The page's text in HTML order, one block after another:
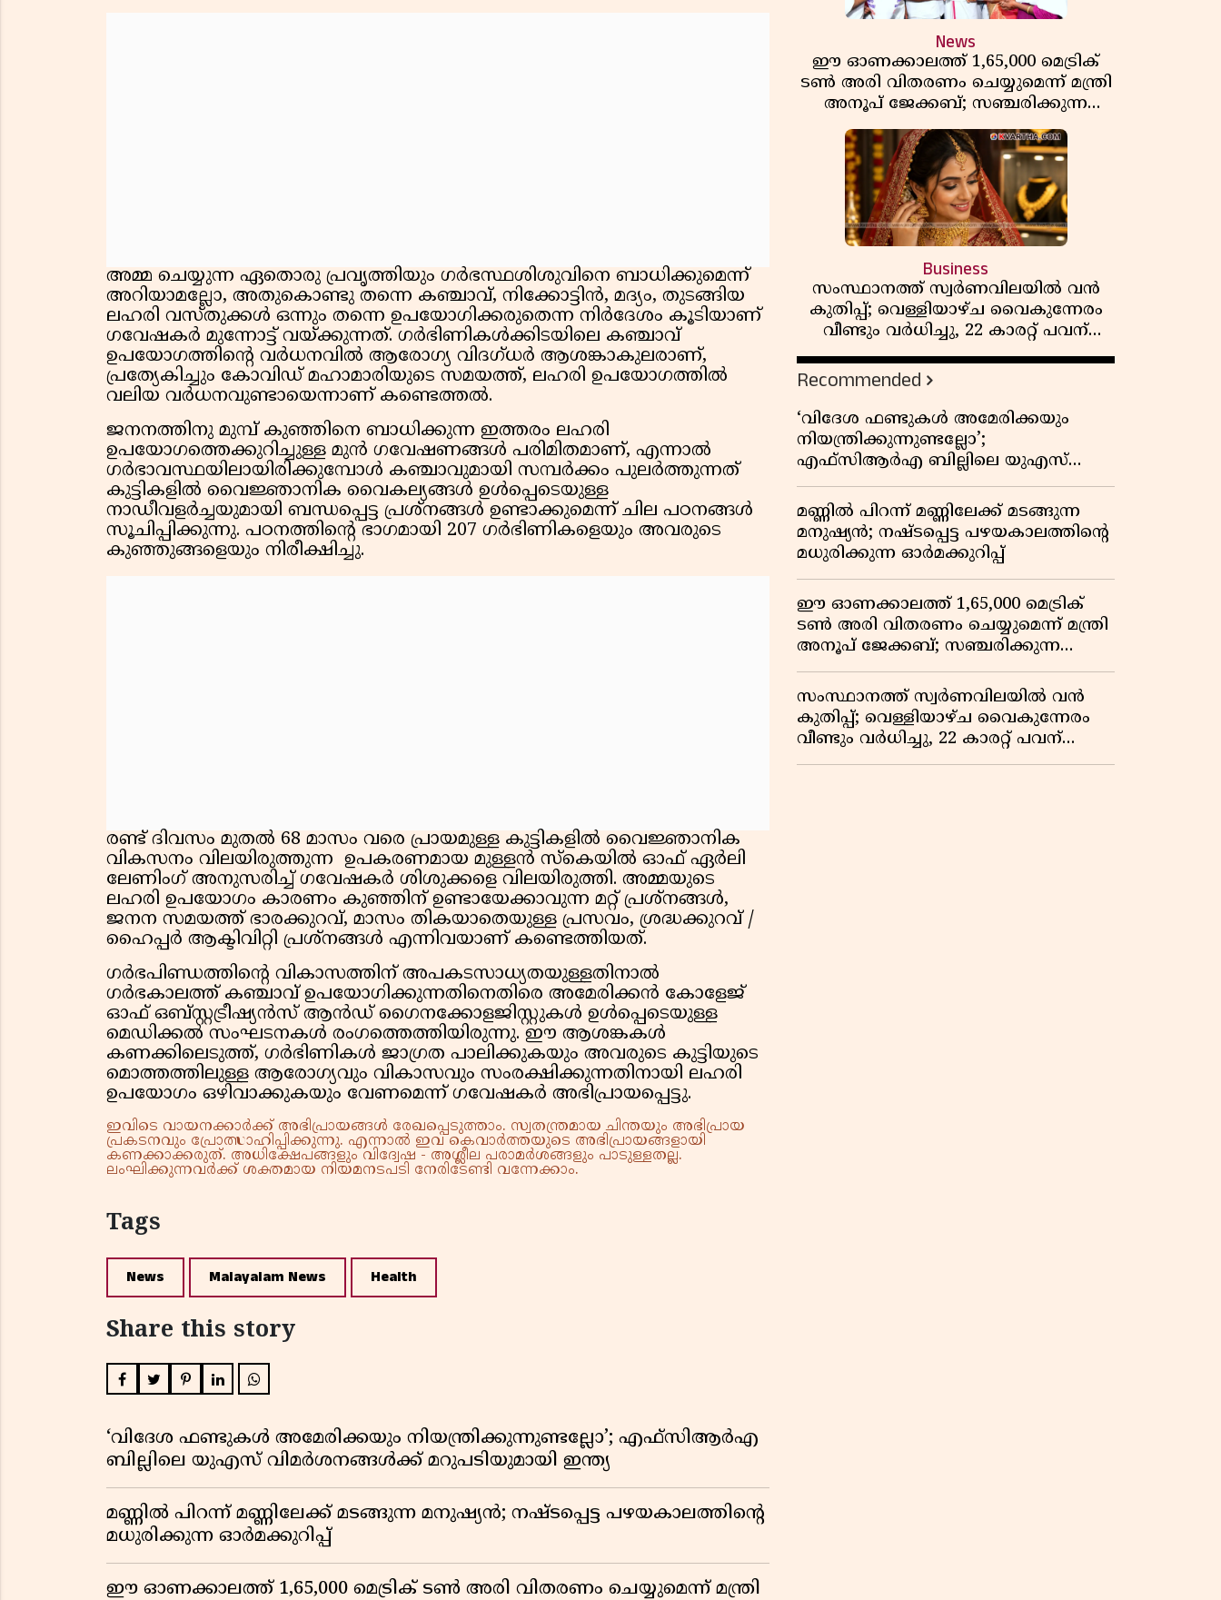
അമ്മ ചെയ്യുന്ന ഏതൊരു പ്രവൃത്തിയും ഗർഭസ്ഥശിശുവിനെ ബാധിക്കുമെന്ന്
അറിയാമല്ലോ, അതുകൊണ്ടു തന്നെ കഞ്ചാവ്, നിക്കോട്ടിൻ, മദ്യം, തുടങ്ങിയ
ലഹരി വസ്തുക്കൾ ഒന്നും തന്നെ ഉപയോഗിക്കരുതെന്ന നിർദേശം കൂടിയാണ്
ഗവേഷകർ മുന്നോട്ട് വയ്ക്കുന്നത്. ഗർഭിണികൾക്കിടയിലെ കഞ്ചാവ്
ഉപയോഗത്തിൻ്റെ വർധനവിൽ ആരോഗ്യ വിദഗ്ധർ ആശങ്കാകുലരാണ്,
പ്രത്യേകിച്ചും കോവിഡ് മഹാമാരിയുടെ സമയത്ത്, ലഹരി ഉപയോഗത്തിൽ
വലിയ വർധനവുണ്ടായെന്നാണ് കണ്ടെത്തൽ.
ജനനത്തിനു മുമ്പ് കുഞ്ഞിനെ ബാധിക്കുന്ന ഇത്തരം ലഹരി
ഉപയോഗത്തെക്കുറിച്ചുള്ള മുൻ ഗവേഷണങ്ങൾ പരിമിതമാണ്, എന്നാൽ
ഗർഭാവസ്ഥയിലായിരിക്കുമ്പോൾ കഞ്ചാവുമായി സമ്പർക്കം പുലർത്തുന്നത്
കുട്ടികളിൽ വൈജ്ഞാനിക വൈകല്യങ്ങൾ ഉൾപ്പെടെയുള്ള
നാഡീവളർച്ചയുമായി ബന്ധപ്പെട്ട പ്രശ്നങ്ങൾ ഉണ്ടാക്കുമെന്ന് ചില പഠനങ്ങൾ
സൂചിപ്പിക്കുന്നു. പഠനത്തിൻ്റെ ഭാഗമായി 207 ഗർഭിണികളെയും അവരുടെ
കുഞ്ഞുങ്ങളെയും നിരീക്ഷിച്ചു.
രണ്ട് ദിവസം മുതൽ 68 മാസം വരെ പ്രായമുള്ള കുട്ടികളിൽ വൈജ്ഞാനിക
വികസനം വിലയിരുത്തുന്ന ഉപകരണമായ മുള്ളൻ സ്കെയിൽ ഓഫ് ഏർലി
ലേണിംഗ് അനുസരിച്ച് ഗവേഷകർ ശിശുക്കളെ വിലയിരുത്തി. അമ്മയുടെ
ലഹരി ഉപയോഗം കാരണം കുഞ്ഞിന് ഉണ്ടായേക്കാവുന്ന മറ്റ് പ്രശ്നങ്ങൾ,
ജനന സമയത്ത് ഭാരക്കുറവ്, മാസം തികയാതെയുള്ള പ്രസവം, ശ്രദ്ധക്കുറവ് /
ഹൈപ്പർ ആക്ടിവിറ്റി പ്രശ്നങ്ങൾ എന്നിവയാണ് കണ്ടെത്തിയത്.
ഗർഭപിണ്ഡത്തിൻ്റെ വികാസത്തിന് അപകടസാധ്യതയുള്ളതിനാൽ
ഗർഭകാലത്ത് കഞ്ചാവ് ഉപയോഗിക്കുന്നതിനെതിരെ അമേരിക്കൻ കോളേജ്
ഓഫ് ഒബ്സ്റ്റട്രീഷ്യൻസ് ആൻഡ് ഗൈനക്കോളജിസ്റ്റുകൾ ഉൾപ്പെടെയുള്ള
മെഡിക്കൽ സംഘടനകൾ രംഗത്തെത്തിയിരുന്നു. ഈ ആശങ്കകൾ
കണക്കിലെടുത്ത്, ഗർഭിണികൾ ജാഗ്രത പാലിക്കുകയും അവരുടെ കുട്ടിയുടെ
മൊത്തത്തിലുള്ള ആരോഗ്യവും വികാസവും സംരക്ഷിക്കുന്നതിനായി ലഹരി
ഉപയോഗം ഒഴിവാക്കുകയും വേണമെന്ന് ഗവേഷകർ അഭിപ്രായപ്പെട്ടു.
ഇവിടെ വായനക്കാർക്ക് അഭിപ്രായങ്ങൾ രേഖപ്പെടുത്താം. സ്വതന്ത്രമായ ചിന്തയും അഭിപ്രായ
പ്രകടനവും പ്രോത്സാഹിപ്പിക്കുന്നു. എന്നാൽ ഇവ കെവാർത്തയുടെ അഭിപ്രായങ്ങളായി
കണക്കാക്കരുത്. അധിക്ഷേപങ്ങളും വിദ്വേഷ - അശ്ലീല പരാമർശങ്ങളും പാടുള്ളതല്ല.
ലംഘിക്കുന്നവർക്ക് ശക്തമായ നിയമനടപടി നേരിടേണ്ടി വന്നേക്കാം.
Tags
News Malayalam News Health
Share this story
‘വിദേശ ഫണ്ടുകൾ അമേരിക്കയും നിയന്ത്രിക്കുന്നുണ്ടല്ലോ’; എഫ്സിആർഎ
ബില്ലിലെ യുഎസ് വിമർശനങ്ങൾക്ക് മറുപടിയുമായി ഇന്ത്യ
മണ്ണിൽ പിറന്ന് മണ്ണിലേക്ക് മടങ്ങുന്ന മനുഷ്യൻ; നഷ്ടപ്പെട്ട പഴയകാലത്തിൻ്റെ
മധുരിക്കുന്ന ഓർമക്കുറിപ്പ്
ഈ ഓണക്കാലത്ത് 1,65,000 മെട്രിക് ടൺ അരി വിതരണം ചെയ്യുമെന്ന് മന്ത്രി
News
ഈ ഓണക്കാലത്ത് 1,65,000 മെട്രിക്
ടൺ അരി വിതരണം ചെയ്യുമെന്ന് മന്ത്രി
അനൂപ് ജേക്കബ്; സഞ്ചരിക്കുന്ന
റേഷൻ കടകൾക്ക് തുടക്കം
Business
സംസ്ഥാനത്ത് സ്വർണവിലയിൽ വൻ
കുതിപ്പ്; വെള്ളിയാഴ്ച വൈകുന്നേരം
വീണ്ടും വർധിച്ചു, 22 കാരറ്റ് പവന്
1,10,920 രൂപയായി
Recommended
‘വിദേശ ഫണ്ടുകൾ അമേരിക്കയും
നിയന്ത്രിക്കുന്നുണ്ടല്ലോ’;
എഫ്സിആർഎ ബില്ലിലെ യുഎസ്
വിമർശനങ്ങൾക്ക് മറുപടിയുമായി ഇന്ത്യ
മണ്ണിൽ പിറന്ന് മണ്ണിലേക്ക് മടങ്ങുന്ന
മനുഷ്യൻ; നഷ്ടപ്പെട്ട പഴയകാലത്തിൻ്റെ
മധുരിക്കുന്ന ഓർമക്കുറിപ്പ്
ഈ ഓണക്കാലത്ത് 1,65,000 മെട്രിക്
ടൺ അരി വിതരണം ചെയ്യുമെന്ന് മന്ത്രി
അനൂപ് ജേക്കബ്; സഞ്ചരിക്കുന്ന
റേഷൻ കടകൾക്ക് തുടക്കം
സംസ്ഥാനത്ത് സ്വർണവിലയിൽ വൻ
കുതിപ്പ്; വെള്ളിയാഴ്ച വൈകുന്നേരം
വീണ്ടും വർധിച്ചു, 22 കാരറ്റ് പവന്
1,10,920 രൂപയായി